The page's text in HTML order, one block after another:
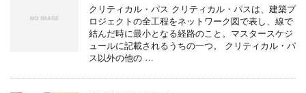
クリティカル・パス クリティカル・パスは、建築プ
ロジェクトの全工程をネットワーク図で表し、線で
結んだ時に最小となる経路のこと。マスタースケジ
ュールに記載されるうちの一つ。 クリティカル・パ
ス以外の他の …